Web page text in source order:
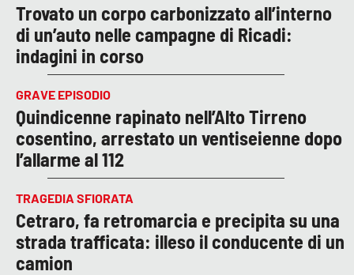
Trovato un corpo carbonizzato all’interno
di un’auto nelle campagne di Ricadi:
indagini in corso
GRAVE EPISODIO
Quindicenne rapinato nell’Alto Tirreno
cosentino, arrestato un ventiseienne dopo
l’allarme al 112
TRAGEDIA SFIORATA
Cetraro, fa retromarcia e precipita su una
strada trafficata: illeso il conducente di un
camion